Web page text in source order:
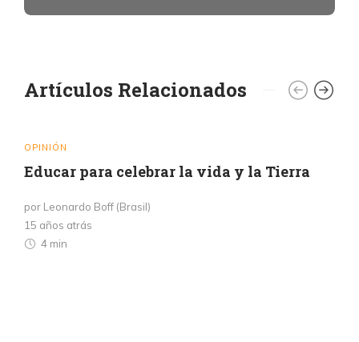
Artículos Relacionados
OPINIÓN
Educar para celebrar la vida y la Tierra
por Leonardo Boff (Brasil)
15 años atrás
4 min